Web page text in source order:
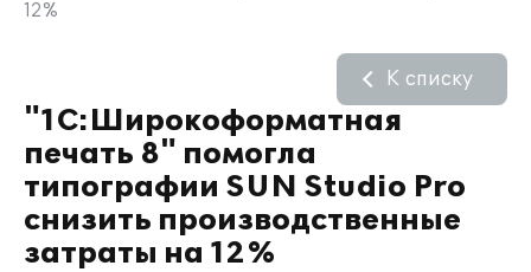
12%
"1С:Широкоформатная
печать 8" помогла
типографии SUN Studio Pro
снизить производственные
затраты на 12%
К списку